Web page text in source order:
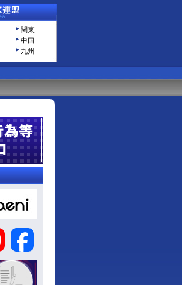
関東
中国
九州